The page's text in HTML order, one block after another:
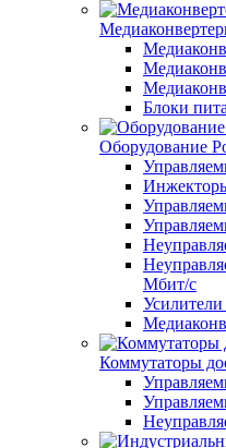
Блоки
Оборудование
Мбит/с
Усилители
Коммутаторы